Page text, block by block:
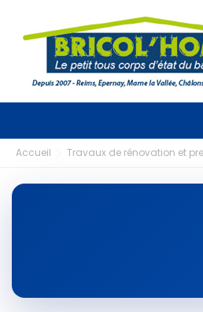
Accueil Travaux de rénovation et